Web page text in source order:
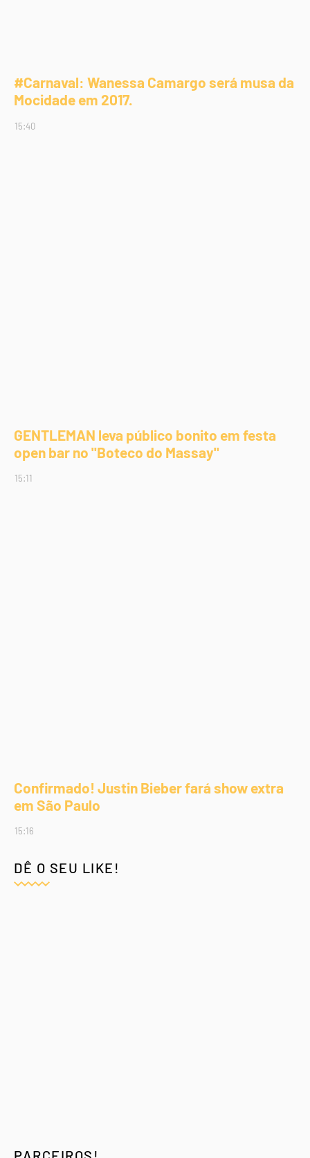
#Carnaval: Wanessa Camargo será musa da
Mocidade em 2017.
15:40
GENTLEMAN leva público bonito em festa
open bar no "Boteco do Massay"
15:11
Confirmado! Justin Bieber fará show extra
em São Paulo
15:16
DÊ O SEU LIKE!